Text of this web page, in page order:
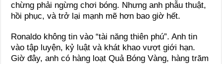
chừng phải ngừng chơi bóng. Nhưng anh phẫu thuật,
hồi phục, và trở lại mạnh mẽ hơn bao giờ hết.
Ronaldo không tin vào “tài năng thiên phú”. Anh tin
vào tập luyện, kỷ luật và khát khao vượt giới hạn.
Giờ đây, anh có hàng loạt Quả Bóng Vàng, hàng trăm